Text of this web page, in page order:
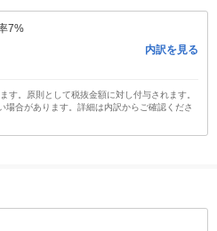
7%
内訳を見る
す。原則として税抜金額に対し付与されます。
場合があります。詳細は内訳からご確認くださ